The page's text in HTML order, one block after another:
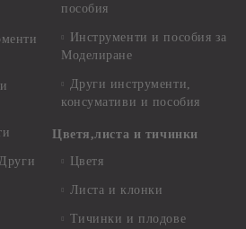
пособия
Инструменти и пособия за
Моделиране
Други инструменти,
консумативи и пособия
Цветя,листа и тичинки
Цветя
Листа и клонки
Тичинки и плодове